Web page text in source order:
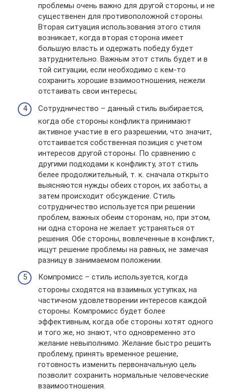
проблемы очень важно для другой стороны, и не
существенен для противоположной стороны.
Вторая ситуация использования этого стиля
возникает, когда вторая сторона имеет
большую власть и одержать победу будет
затруднительно. Важным этот стиль будет и в
той ситуации, если необходимо с кем-то
сохранить хорошие взаимоотношения, нежели
отстаивать свои интересы;
Сотрудничество – данный стиль выбирается,
когда обе стороны конфликта принимают
активное участие в его разрешении, что значит,
отстаивается собственная позиция с учетом
интересов другой стороны. По сравнению с
другими подходами к конфликту, этот стиль
белее продолжительный, т. к. сначала открыто
выясняются нужды обеих сторон, их заботы, а
затем происходит обсуждение. Стиль
сотрудничество используется при решении
проблем, важных обеим сторонам, но, при этом,
ни одна сторона не желает устраняться от
решения. Обе стороны, вовлеченные в конфликт,
ищут решение проблемы на равных, не замечая
разницу в занимаемом положении.
Компромисс – стиль используется, когда
стороны сходятся на взаимных уступках, на
частичном удовлетворении интересов каждой
стороны. Компромисс будет более
эффективным, когда обе стороны хотят одного
и того же, но знают, что одновременно это
желание невыполнимо. Желание быстро решить
проблему, принять временное решение,
готовность изменить первоначальную цель
позволит сохранить нормальные человеческие
взаимоотношения.